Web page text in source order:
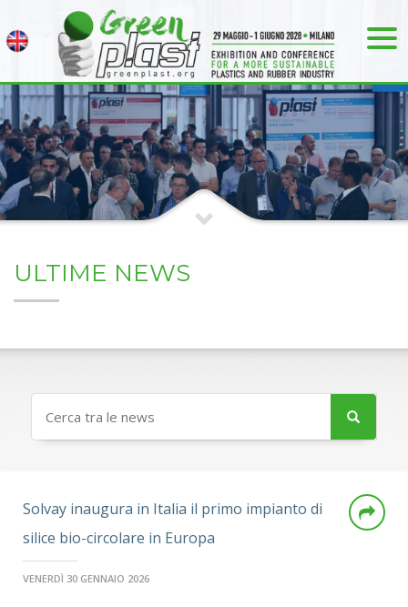
ULTIME NEWS
Solvay inaugura in Italia il primo impianto di
silice bio-circolare in Europa
VENERDÌ 30 GENNAIO 2026